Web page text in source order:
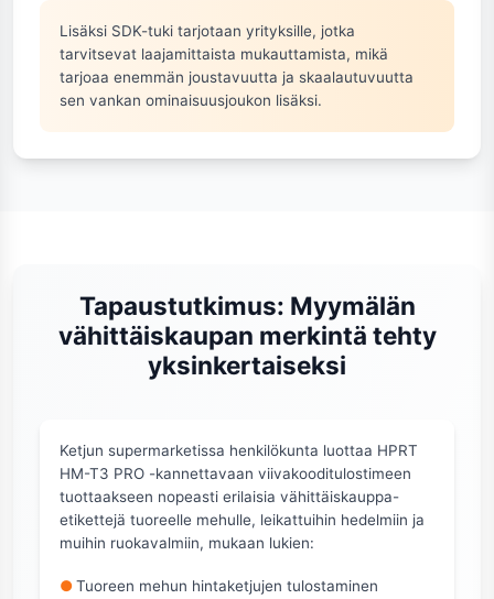
Lisäksi SDK-tuki tarjotaan yrityksille, jotka
tarvitsevat laajamittaista mukauttamista, mikä
tarjoaa enemmän joustavuutta ja skaalautuvuutta
sen vankan ominaisuusjoukon lisäksi.
Tapaustutkimus: Myymälän
vähittäiskaupan merkintä tehty
yksinkertaiseksi
Ketjun supermarketissa henkilökunta luottaa HPRT
HM-T3 PRO -kannettavaan viivakooditulostimeen
tuottaakseen nopeasti erilaisia vähittäiskauppa-
etikettejä tuoreelle mehulle, leikattuihin hedelmiin ja
muihin ruokavalmiin, mukaan lukien:
●Tuoreen mehun hintaketjujen tulostaminen